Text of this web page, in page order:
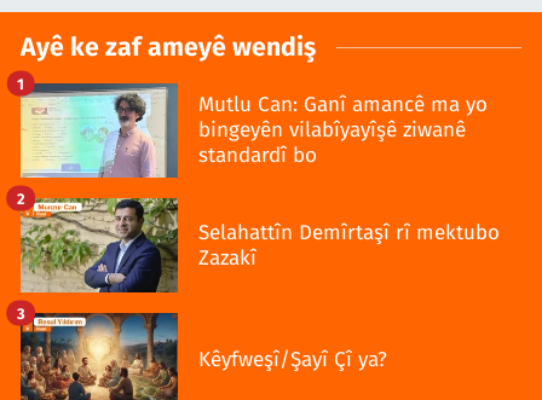
Ayê ke zaf ameyê wendiş
Mutlu Can: Ganî amancê ma yo
bingeyên vilabîyayîşê ziwanê
standardî bo
1
Selahattîn Demîrtaşî rî mektubo
Zazakî
2
Kêyfweşî/Şayî Çî ya?
3